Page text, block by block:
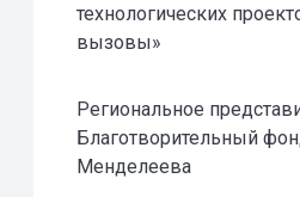
технологических
вызовы»
Региональное
Благотворительный
Менделеева